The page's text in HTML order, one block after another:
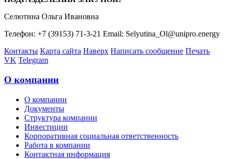
Селютина Ольга Ивановна
Телефон: +7 (39153) 71-3-21 Email: Selyutina_Ol@unipro.energy
Контакты Карта сайта Наверх Написать сообщение Печать
VK Telegram
О компании
О компании
Документы
Структура компании
Инвестиции
Корпоративная социальная ответственность
Работа в компании
Контактная информация